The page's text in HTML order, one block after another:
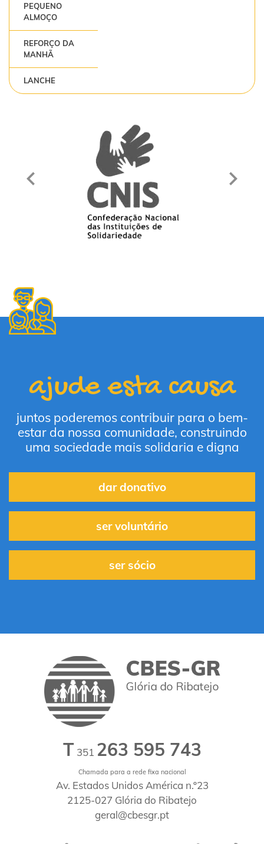
PEQUENO
ALMOÇO
REFORÇO DA
MANHÃ
LANCHE
ajude esta causa
juntos poderemos contribuir para o bem-
estar da nossa comunidade, construindo
uma sociedade mais solidaria e digna
dar donativo
ser voluntário
ser sócio
T 351 263 595 743
Chamada para a rede fixa nacional
Av. Estados Unidos América n.º23
2125-027 Glória do Ribatejo
geral@cbesgr.pt